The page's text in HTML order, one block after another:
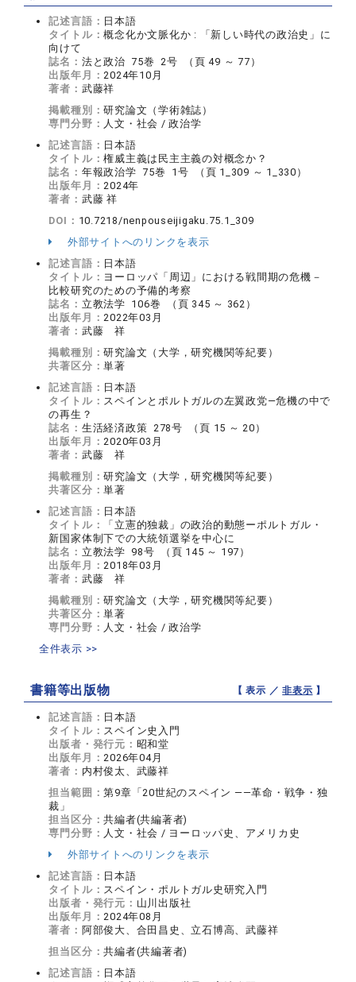
記述言語： 日本語
タイトル：概念化か文脈化か : 「新しい時代の政治史」に
向けて
誌名： 法と政治 75巻 2号 （頁 49 ～ 77）
出版年月：2024年10月
著者： 武藤祥
掲載種別：研究論文（学術雑誌）
専門分野： 人文・社会 / 政治学
記述言語： 日本語
タイトル：権威主義は民主主義の対概念か？
誌名： 年報政治学 75巻 1号 （頁 1_309 ～ 1_330）
出版年月：2024年
著者： 武藤 祥
DOI： 10.7218/nenpouseijigaku.75.1_309
外部サイトへのリンクを表示
記述言語： 日本語
タイトル： ヨーロッパ「周辺」における戦間期の危機－
比較研究のための予備的考察
誌名： 立教法学 106巻 （頁 345 ～ 362）
出版年月：2022年03月
著者： 武藤 祥
掲載種別：研究論文（大学，研究機関等紀要）
共著区分：単著
記述言語： 日本語
タイトル： スペインとポルトガルの左翼政党—危機の中で
の再生？
誌名： 生活経済政策 278号 （頁 15 ～ 20）
出版年月：2020年03月
著者： 武藤 祥
掲載種別：研究論文（大学，研究機関等紀要）
共著区分：単著
記述言語： 日本語
タイトル：
「立憲的独裁」の政治的動態ーポルトガル・
新国家体制下での大統領選挙を中心に
誌名： 立教法学 98号 （頁 145 ～ 197）
出版年月：2018年03月
著者： 武藤 祥
掲載種別：研究論文（大学，研究機関等紀要）
共著区分：単著
専門分野： 人文・社会 / 政治学
全件表示 >>
書籍等出版物 【 表示 ／非表示 】
記述言語： 日本語
タイトル： スペイン史入門
出版者・発行元： 昭和堂
出版年月：2026年04月
著者： 内村俊太、武藤祥
担当範囲：第9章「20世紀のスペイン ――革命・戦争・独
裁」
担当区分：共編者(共編著者)
専門分野： 人文・社会 / ヨーロッパ史、アメリカ史
外部サイトへのリンクを表示
記述言語： 日本語
タイトル： スペイン・ポルトガル史研究入門
出版者・発行元： 山川出版社
出版年月：2024年08月
著者： 阿部俊大、合田昌史、立石博高、武藤祥
担当区分：共編者(共編著者)
記述言語： 日本語